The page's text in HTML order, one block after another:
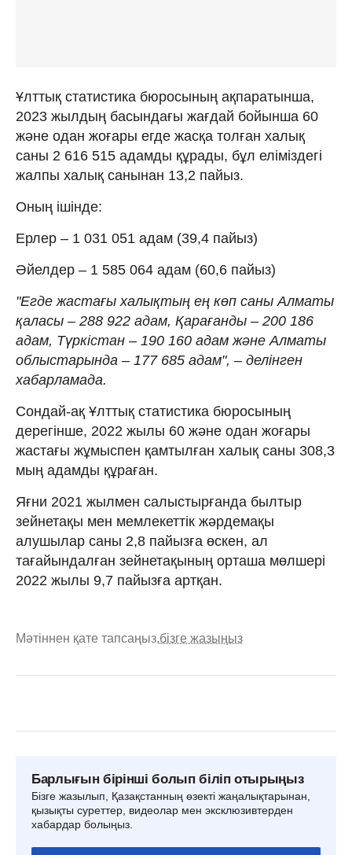
Ұлттық статистика бюросының ақпаратынша,
2023 жылдың басындағы жағдай бойынша 60
және одан жоғары егде жасқа толған халық
саны 2 616 515 адамды құрады, бұл еліміздегі
жалпы халық санынан 13,2 пайыз.
Оның ішінде:
Ерлер – 1 031 051 адам (39,4 пайыз)
Әйелдер – 1 585 064 адам (60,6 пайыз)
"Егде жастағы халықтың ең көп саны Алматы
қаласы – 288 922 адам, Қарағанды – 200 186
адам, Түркістан – 190 160 адам және Алматы
облыстарында – 177 685 адам", – делінген
хабарламада.
Сондай-ақ Ұлттық статистика бюросының
дерегінше, 2022 жылы 60 және одан жоғары
жастағы жұмыспен қамтылған халық саны 308,3
мың адамды құраған.
Яғни 2021 жылмен салыстырғанда былтыр
зейнетақы мен мемлекеттік жәрдемақы
алушылар саны 2,8 пайызға өскен, ал
тағайындалған зейнетақының орташа мөлшері
2022 жылы 9,7 пайызға артқан.
Мәтіннен қате тапсаңыз,бізге жазыңыз
Барлығын бірінші болып біліп отырыңыз
Бізге жазылып, Қазақстанның өзекті жаңалықтарынан,
қызықты суреттер, видеолар мен эксклюзивтерден
хабардар болыңыз.